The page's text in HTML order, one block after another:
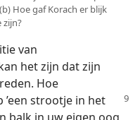
Hoe gaf Korach er blijk
zijn?
van
het zijn dat zijn
Hoe
’een strootje in het